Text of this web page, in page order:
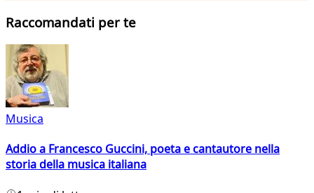
Raccomandati per te
Musica
Addio a Francesco Guccini, poeta e cantautore nella
storia della musica italiana